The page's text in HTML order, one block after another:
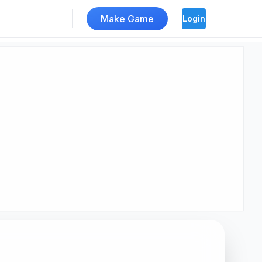
Make Game Login